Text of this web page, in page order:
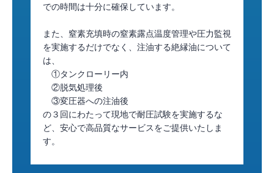
での時間は十分に確保しています。
また、窒素充填時の窒素露点温度管理や圧力監視
を実施するだけでなく、注油する絶縁油について
は、
①タンクローリー内
②脱気処理後
③変圧器への注油後
の３回にわたって現地で耐圧試験を実施するな
ど、安心で高品質なサービスをご提供いたしま
す。